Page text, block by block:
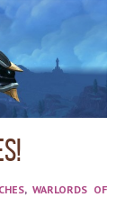
,WARLORDS OF